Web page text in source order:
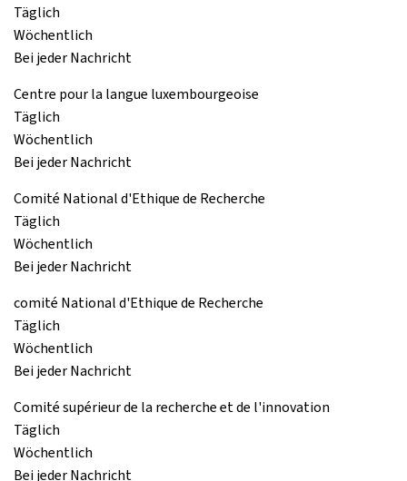
Täglich
Wöchentlich
Bei jeder Nachricht
Centre pour la langue luxembourgeoise
Täglich
Wöchentlich
Bei jeder Nachricht
Comité National d'Ethique de Recherche
Täglich
Wöchentlich
Bei jeder Nachricht
comité National d'Ethique de Recherche
Täglich
Wöchentlich
Bei jeder Nachricht
Comité supérieur de la recherche et de l'innovation
Täglich
Wöchentlich
Bei jeder Nachricht